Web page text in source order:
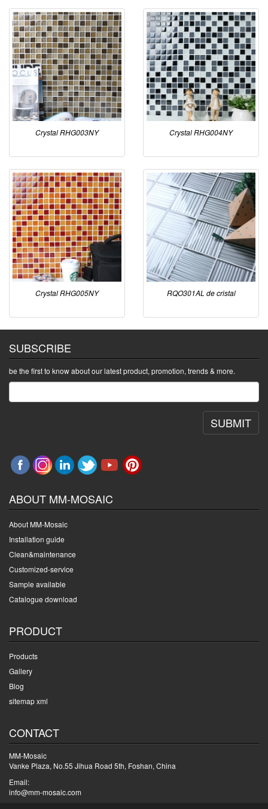
Crystal RHG003NY Crystal RHG004NY
Crystal RHG005NY RQO301AL de cristal
SUBSCRIBE
be the first to know about our latest product, promotion, trends & more.
SUBMIT
ABOUT MM-MOSAIC
About MM-Mosaic
Installation guide
Clean&maintenance
Customized-service
Sample available
Catalogue download
PRODUCT
Products
Gallery
Blog
sitemap xml
CONTACT
MM-Mosaic
Vanke Plaza, No.55 Jihua Road 5th, Foshan, China
Email:
info@mm-mosaic.com